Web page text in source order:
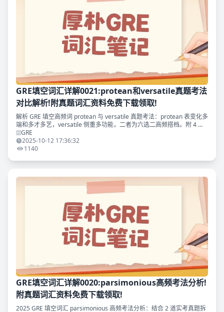
GRE填空词汇详解0021:protean和versatile真题考法
对比解析!附真题词汇资料免费下载领取!
解析 GRE 填空高频词 protean 与 versatile 真题考法：protean 表变化多
端和多才多艺，versatile 侧重多功能，二者为六选二高频搭档。附 4 道
真题解析 + 干扰项排除技巧。免费领《GRE 填空真题词汇考法精析》
+GRE 救命 800 词 pdf，助力 GRE 填空提分。
GRE
2025-10-12 17:36:32
1140
GRE填空词汇详解0020:parsimonious高频考法分析!
附真题词汇资料免费下载领取!
2025 GRE 填空词汇 parsimonious 高频考法分析：结合 2 道实考真题拆